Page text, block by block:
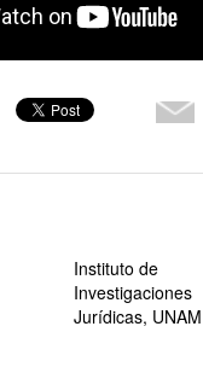
Instituto de
Investigaciones
Jurídicas, UNAM